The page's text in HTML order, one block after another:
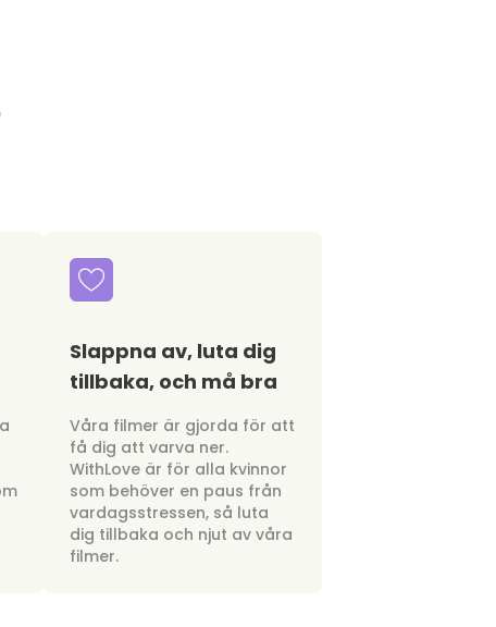
Slappna av, luta dig
tillbaka, och må bra
Våra filmer är gjorda för att
få dig att varva ner.
WithLove är för alla kvinnor
som behöver en paus från
vardagsstressen, så luta
dig tillbaka och njut av våra
filmer.